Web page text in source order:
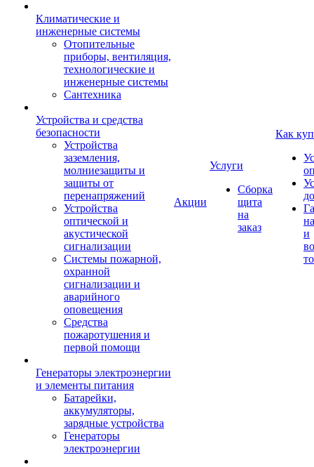
Климатические и
инженерные системы
Отопительные
приборы, вентиляция,
технологические и
инженерные системы
Сантехника
Устройства и средства
безопасности
Устройства
заземления,
молниезащиты и
защиты от
перенапряжений
Устройства
оптической и
акустической
сигнализации
Системы пожарной,
охранной
сигнализации и
аварийного
оповещения
Средства
пожаротушения и
первой помощи
Генераторы электроэнергии
и элементы питания
Батарейки,
аккумуляторы,
зарядные устройства
Генераторы
электроэнергии
Акции
Услуги
Сборка
щита
на
заказ
Как
и